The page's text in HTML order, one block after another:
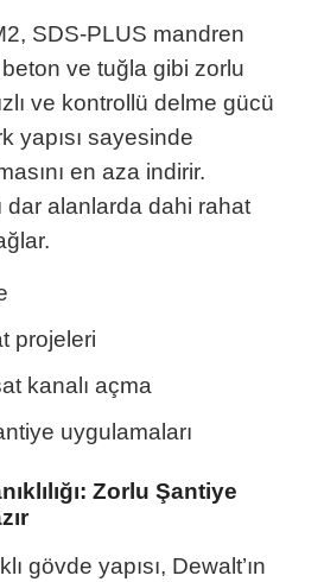
SDS-PLUS mandren
ve tuğla gibi zorlu
ve kontrollü delme gücü
yapısı sayesinde
en aza indirir.
dar alanlarda dahi rahat
projeleri
kanalı açma
uygulamaları
Zorlu Şantiye
gövde yapısı, Dewalt’ın